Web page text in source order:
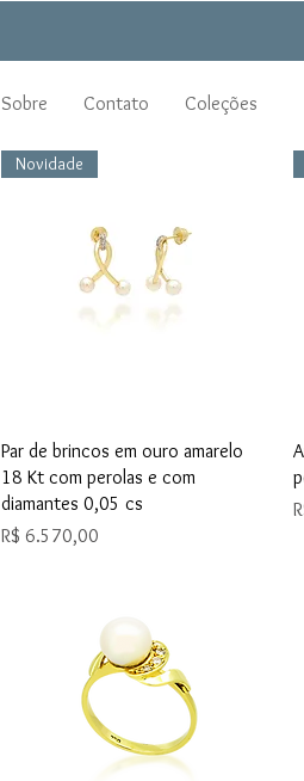
Sobre Contato Coleções
Visualização rápida
Novidade
Par de brincos em ouro amarelo
18 Kt com perolas e com
diamantes 0,05 cs
Preço
R$ 6.570,00